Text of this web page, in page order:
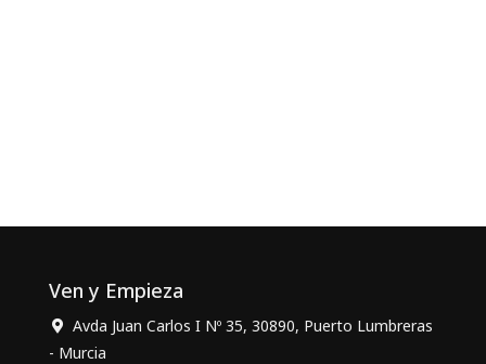
Ven y Empieza
Avda Juan Carlos I Nº 35, 30890, Puerto Lumbreras
- Murcia